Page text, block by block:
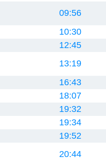
09:56
10:30
12:45
13:19
16:43
18:07
19:32
19:34
19:52
20:44